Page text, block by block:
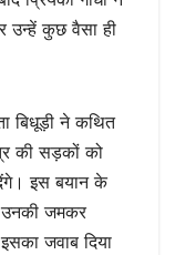
उन्हें कुछ वैसा ही
बिधूड़ी ने कथित
की सड़कों को
देंगे। इस बयान के
उनकी जमकर
जवाब दिया